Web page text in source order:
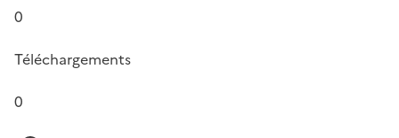
0
Téléchargements
0